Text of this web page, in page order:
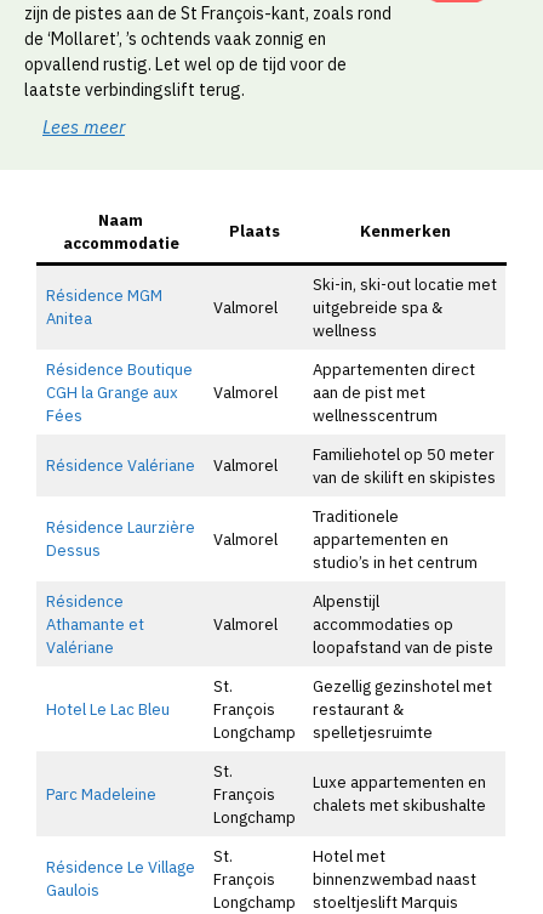
zijn de pistes aan de St François-kant, zoals rond
de ‘Mollaret’, ’s ochtends vaak zonnig en
opvallend rustig. Let wel op de tijd voor de
laatste verbindingslift terug.
Lees meer
Naam
accommodatie
Plaats Kenmerken
Résidence MGM
Anitea
Valmorel
Ski-in, ski-out locatie met
uitgebreide spa &
wellness
Résidence Boutique
CGH la Grange aux
Fées
Valmorel
Appartementen direct
aan de pist met
wellnesscentrum
Résidence Valériane Valmorel
Familiehotel op 50 meter
van de skilift en skipistes
Résidence Laurzière
Dessus
Valmorel
Traditionele
appartementen en
studio’s in het centrum
Résidence
Athamante et
Valériane
Valmorel
Alpenstijl
accommodaties op
loopafstand van de piste
Hotel Le Lac Bleu
St.
François
Longchamp
Gezellig gezinshotel met
restaurant &
spelletjesruimte
Parc Madeleine
St.
François
Longchamp
Luxe appartementen en
chalets met skibushalte
Résidence Le Village
Gaulois
St.
François
Longchamp
Hotel met
binnenzwembad naast
stoeltjeslift Marquis